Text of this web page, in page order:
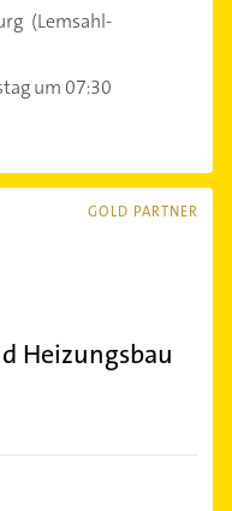
(Lemsahl-
um 07:30
GOLD PARTNER
Heizungsbau